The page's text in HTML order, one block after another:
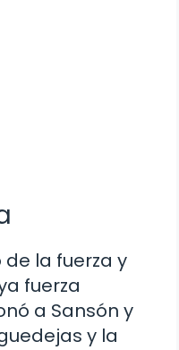
la fuerza y
fuerza
a Sansón y
y la